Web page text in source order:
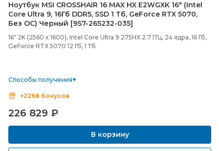
Ноутбук MSI CROSSHAIR 16 MAX HX E2WGXK 16" (Intel
Core Ultra 9, 16Гб DDR5, SSD 1 Тб, GeForce RTX 5070,
Без ОС) Черный [9S7-265232-035]
16" 2K (2560 x 1600), Intel Core Ultra 9 275HX 2.7 ГГц, 24 ядра, 16 Гб,
GeForce RTX 5070 12 Гб, 1 Тб
Способы получения
+2268 бонусов
226 829 ₽
В корзину